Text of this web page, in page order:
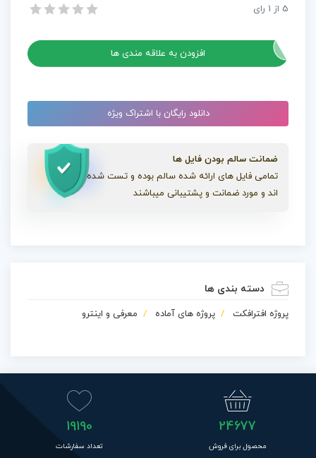
پروژه افترافکت خدمات امنیتی بی نظیر
5 از 1 رای
افزودن به علاقه مندی ها
دانلود رایگان با اشتراک ویژه
ضمانت سالم بودن فایل ها
تمامی فایل های ارائه شده سالم بوده و تست شده
اند و مورد ضمانت و پشتیبانی میباشند
دسته بندی ها
پروژه افترافکت پروژه های آماده معرفی و اینترو
24677
محصول برای فروش
19190
تعداد سفارشات